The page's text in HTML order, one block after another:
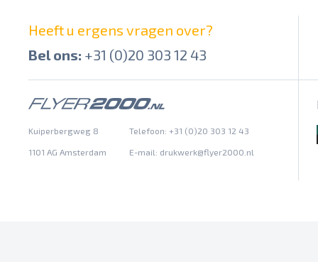
Heeft u ergens vragen over?
Bel ons: +31 (0)20 303 12 43
Kuiperbergweg 8 Telefoon: +31 (0)20 303 12 43
1101 AG Amsterdam E-mail: drukwerk@flyer2000.nl